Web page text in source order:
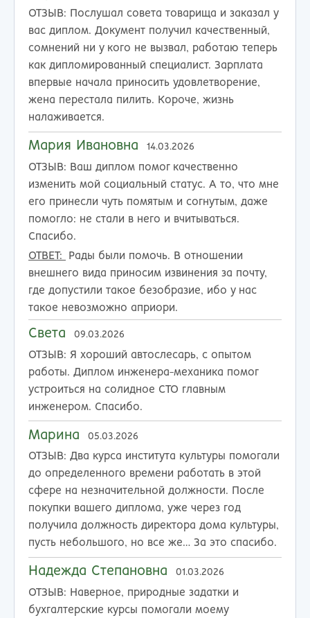
ОТЗЫВ: Послушал совета товарища и заказал у
вас диплом. Документ получил качественный,
сомнений ни у кого не вызвал, работаю теперь
как дипломированный специалист. Зарплата
впервые начала приносить удовлетворение,
жена перестала пилить. Короче, жизнь
налаживается.
Мария Ивановна 14.03.2026
ОТЗЫВ: Ваш диплом помог качественно
изменить мой социальный статус. А то, что мне
его принесли чуть помятым и согнутым, даже
помогло: не стали в него и вчитываться.
Спасибо.
ОТВЕТ:
Рады были помочь. В отношении
внешнего вида приносим извинения за почту,
где допустили такое безобразие, ибо у нас
такое невозможно априори.
Света 09.03.2026
ОТЗЫВ: Я хороший автослесарь, с опытом
работы. Диплом инженера-механика помог
устроиться на солидное СТО главным
инженером. Спасибо.
Марина 05.03.2026
ОТЗЫВ: Два курса института культуры помогали
до определенного времени работать в этой
сфере на незначительной должности. После
покупки вашего диплома, уже через год
получила должность директора дома культуры,
пусть небольшого, но все же… За это спасибо.
Надежда Степановна 01.03.2026
ОТЗЫВ: Наверное, природные задатки и
бухгалтерские курсы помогали моему